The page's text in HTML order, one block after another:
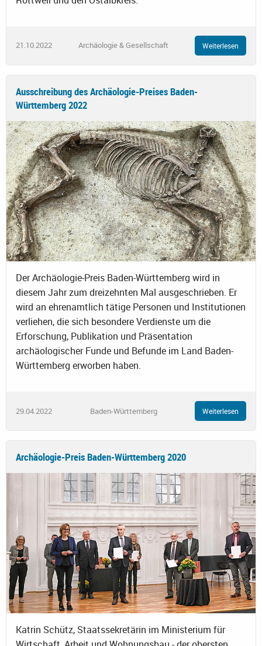
21.10.2022 Archäologie & Gesellschaft Weiterlesen
Ausschreibung des Archäologie-Preises Baden-
Württemberg 2022
Der Archäologie-Preis Baden-Württemberg wird in
diesem Jahr zum dreizehnten Mal ausgeschrieben. Er
wird an ehrenamtlich tätige Personen und Institutionen
verliehen, die sich besondere Verdienste um die
Erforschung, Publikation und Präsentation
archäologischer Funde und Befunde im Land Baden-
Württemberg erworben haben.
29.04.2022 Baden-Württemberg Weiterlesen
Archäologie-Preis Baden-Württemberg 2020
Katrin Schütz, Staatssekretärin im Ministerium für